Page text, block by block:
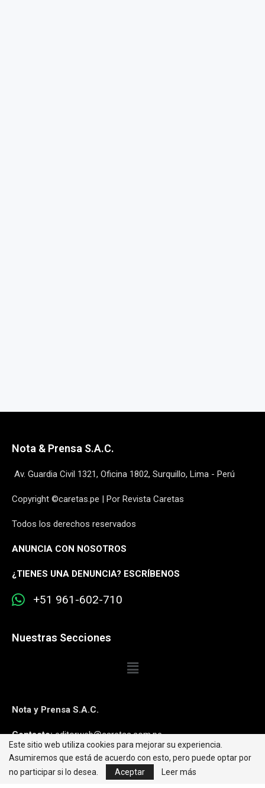
Nota & Prensa S.A.C.
Av. Guardia Civil 1321, Oficina 1802, Surquillo, Lima - Perú
Copyright ©caretas.pe | Por Revista Caretas
Todos los derechos reservados
ANUNCIA CON NOSOTROS
¿TIENES UNA DENUNCIA? ESCRÍBENOS
+51 961-602-710
Nuestras Secciones
Nota y Prensa S.A.C.
Contacto:editorweb@caretas.com.pe
Síguenos:
Este sitio web utiliza cookies para mejorar su experiencia.
Asumiremos que está de acuerdo con esto, pero puede optar por
no participar si lo desea.
Aceptar Leer más